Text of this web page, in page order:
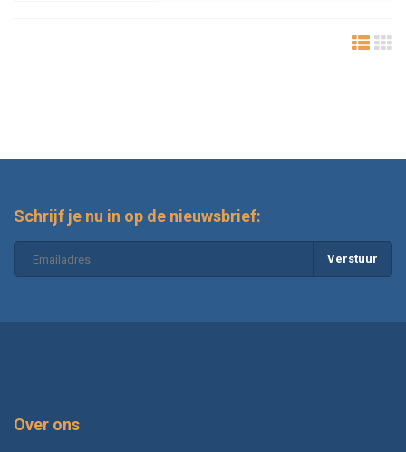
Schrijf je nu in op de nieuwsbrief:
Verstuur
Over ons